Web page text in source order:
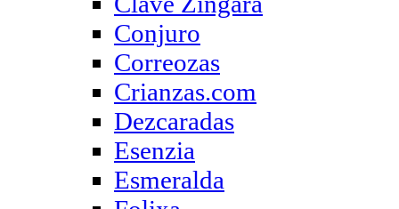
Conjuro
Correozas
Crianzas.com
Dezcaradas
Esenzia
Esmeralda